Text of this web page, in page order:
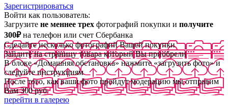
Зарегистрироваться
Войти как пользователь:
Загрузите не меннее трех фотографий покупки и получите
300₽на телефон или счет Сбербанка
Сделайте несколько фотографий Вашей покупки
Зайдите на страницу товара который Вы приобрели
В блоке «Домашняя обстановка» нажмите «загрузить фото» и
следуйте инструкциям
После того, как ваши фото пройдут модерацию мы отправим
Вам 300 руб
перейти в галерею